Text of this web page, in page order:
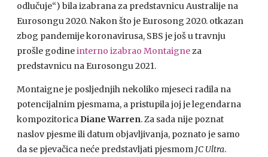
odlučuje“) bila izabrana za predstavnicu Australije na
Eurosongu 2020. Nakon što je Eurosong 2020. otkazan
zbog pandemije koronavirusa, SBS je još u travnju
prošle godineinterno izabrao Montaigneza
predstavnicu na Eurosongu 2021.
Montaigne je posljednjih nekoliko mjeseci radila na
potencijalnim pjesmama, a pristupila joj je legendarna
kompozitorica Diane Warren. Za sada nije poznat
naslov pjesme ili datum objavljivanja, poznato je samo
da se pjevačica neće predstavljati pjesmom JC Ultra.